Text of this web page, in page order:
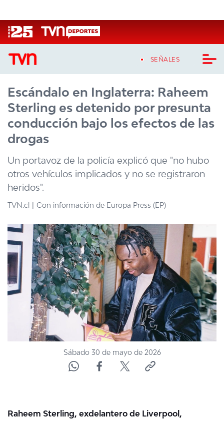
SEÑALES
CASTING MASTERCHEF CHILE
CASTING TVN VERTICAL
TVN VERTICAL
TVN PLAY
PROGRAMAS
TELESERIES
NTV
ACTUALIDAD Y TENDENCIAS
CORPORATIVO Y TRANSPARENCIA
CANAL DE DENUNCIAS
ÁREA DE PROYECTOS
Escándalo en Inglaterra: Raheem
Sterling es detenido por presunta
conducción bajo los efectos de las
drogas
Un portavoz de la policía explicó que "no hubo
otros vehículos implicados y no se registraron
heridos".
TVN.cl Con información de Europa Press (EP)
Sábado 30 de mayo de 2026
Raheem Sterling, exdelantero de Liverpool,